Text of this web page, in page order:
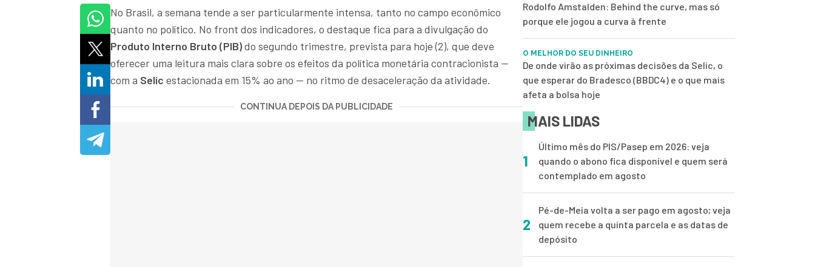
No Brasil, a semana tende a ser particularmente intensa, tanto no campo econômico
quanto no político. No front dos indicadores, o destaque fica para a divulgação do
Produto Interno Bruto (PIB)do segundo trimestre, prevista para hoje (2), que deve
oferecer uma leitura mais clara sobre os efeitos da política monetária contracionista —
com a Selic estacionada em 15% ao ano — no ritmo de desaceleração da atividade.
CONTINUA DEPOIS DA PUBLICIDADE
Rodolfo Amstalden: Behind the curve, mas só
porque ele jogou a curva à frente
O MELHOR DO SEU DINHEIRO
De onde virão as próximas decisões da Selic, o
que esperar do Bradesco (BBDC4) e o que mais
afeta a bolsa hoje
MAIS LIDAS
1
Último mês do PIS/Pasep em 2026: veja
quando o abono fica disponível e quem será
contemplado em agosto
2
Pé-de-Meia volta a ser pago em agosto; veja
quem recebe a quinta parcela e as datas de
depósito